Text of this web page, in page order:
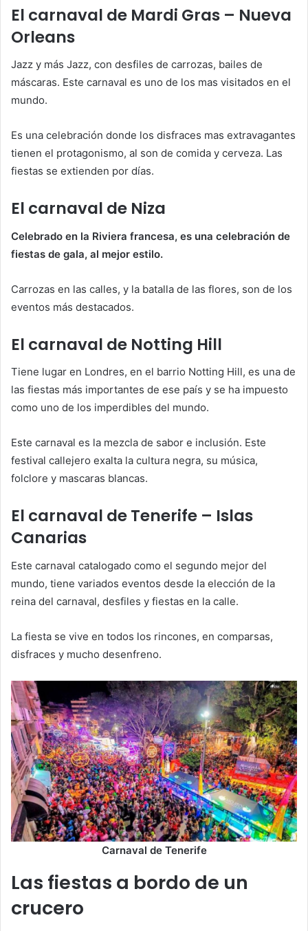
El carnaval de Mardi Gras – Nueva
Orleans
Jazz y más Jazz, con desfiles de carrozas, bailes de
máscaras. Este carnaval es uno de los mas visitados en el
mundo.
Es una celebración donde los disfraces mas extravagantes
tienen el protagonismo, al son de comida y cerveza. Las
fiestas se extienden por días.
El carnaval de Niza
Celebrado en la Riviera francesa, es una celebración de
fiestas de gala, al mejor estilo.
Carrozas en las calles, y la batalla de las flores, son de los
eventos más destacados.
El carnaval de Notting Hill
Tiene lugar en Londres, en el barrio Notting Hill, es una de
las fiestas más importantes de ese país y se ha impuesto
como uno de los imperdibles del mundo.
Este carnaval es la mezcla de sabor e inclusión. Este
festival callejero exalta la cultura negra, su música,
folclore y mascaras blancas.
El carnaval de Tenerife – Islas
Canarias
Este carnaval catalogado como el segundo mejor del
mundo, tiene variados eventos desde la elección de la
reina del carnaval, desfiles y fiestas en la calle.
La fiesta se vive en todos los rincones, en comparsas,
disfraces y mucho desenfreno.
Carnaval de Tenerife
Las fiestas a bordo de un
crucero